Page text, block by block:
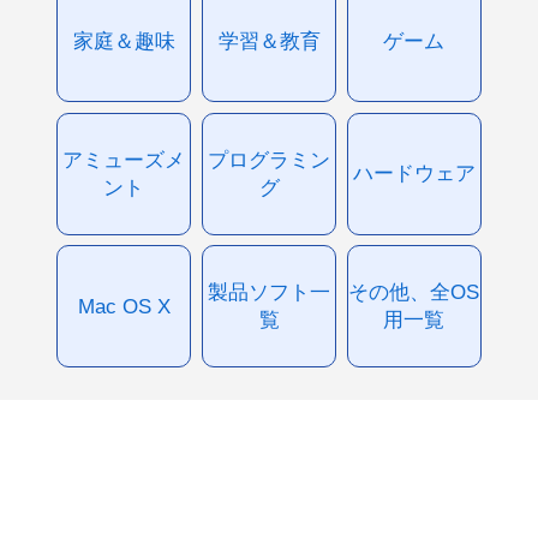
家庭＆趣味 学習＆教育 ゲーム
アミューズメ
ント
プログラミン
グ
ハードウェア
Mac OS X
製品ソフト一
覧
その他、全OS
用一覧